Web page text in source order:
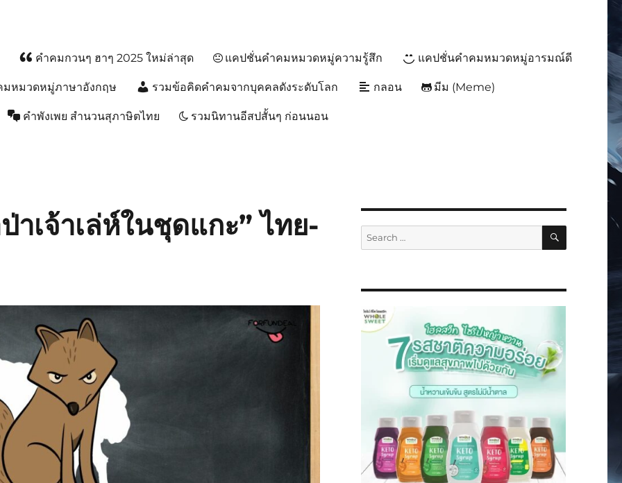
คำคมกวนๆ ฮาๆ 2025 ใหม่ล่าสุด แคปชั่นคำคมหมวดหมู่ความรู้สึก แคปชั่นคำคมหมวดหมู่อารมณ์ดี
หมวดหมู่ภาษาอังกฤษ รวมข้อคิดคำคมจากบุคคลดังระดับโลก กลอน มีม (Meme)
คำพังเพย สำนวนสุภาษิตไทย รวมนิทานอีสปสั้นๆ ก่อนนอน
าเจ้าเล่ห์ในชุดแกะ” ไทย-